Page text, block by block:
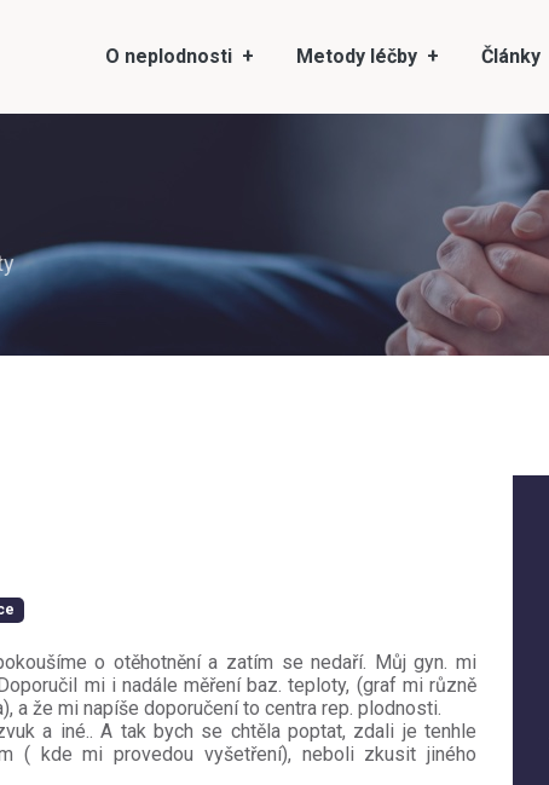
O neplodnosti Metody léčby Články
o otěhotnění a zatím se nedaří. Můj gyn. mi
mi i nadále měření baz. teploty, (graf mi různě
a že mi napíše doporučení to centra rep. plodnosti.
a iné.. A tak bych se chtěla poptat, zdali je tenhle
( kde mi provedou vyšetření), neboli zkusit jiného